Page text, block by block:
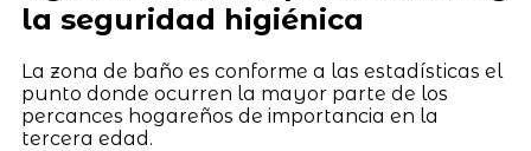
la seguridad higiénica
La zona de baño es conforme a las estadísticas el
punto donde ocurren la mayor parte de los
percances hogareños de importancia en la
tercera edad.